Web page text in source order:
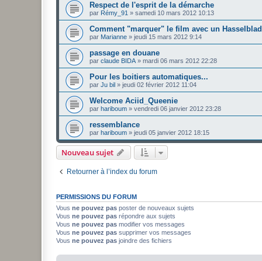
Respect de l'esprit de la démarche
par Rémy_91 » samedi 10 mars 2012 10:13
Comment "marquer" le film avec un
par Marianne » jeudi 15 mars 2012 9:14
passage en douane
par claude BIDA » mardi 06 mars 2012 22:28
Pour les boitiers automatiques...
par Ju bil » jeudi 02 février 2012 11:04
Welcome Aciid_Queenie
par hariboum » vendredi 06 janvier 2012 23:28
ressemblance
par hariboum » jeudi 05 janvier 2012 18:15
Nouveau sujet
Retourner à l’index du forum
PERMISSIONS DU FORUM
Vous ne pouvez pas poster de nouveaux sujets
Vous ne pouvez pas répondre aux sujets
Vous ne pouvez pas modifier vos messages
Vous ne pouvez pas supprimer vos messages
Vous ne pouvez pas joindre des fichiers